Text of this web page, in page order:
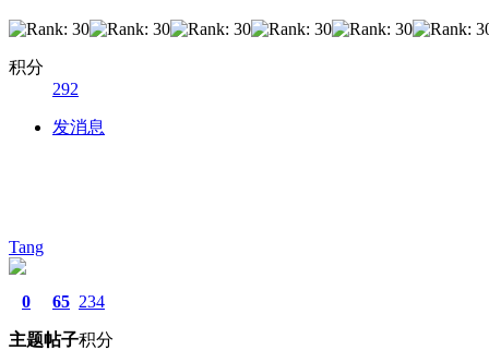
积分
292
发消息
Tang
0
主题
65
帖子
234
积分